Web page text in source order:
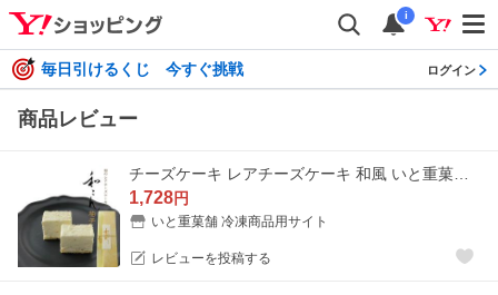
i
毎日引けるくじ 今すぐ挑戦 ログイン
商品レビュー
1,728円
いと重菓舗 冷凍商品用サイト
レビューを投稿する